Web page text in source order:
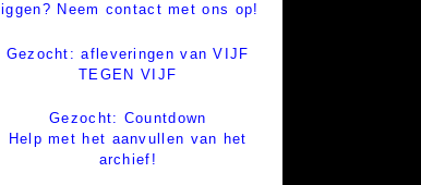
liggen? Neem contact met ons op!
Gezocht: afleveringen van VIJF
TEGEN VIJF
Gezocht: Countdown
Help met het aanvullen van het
archief!